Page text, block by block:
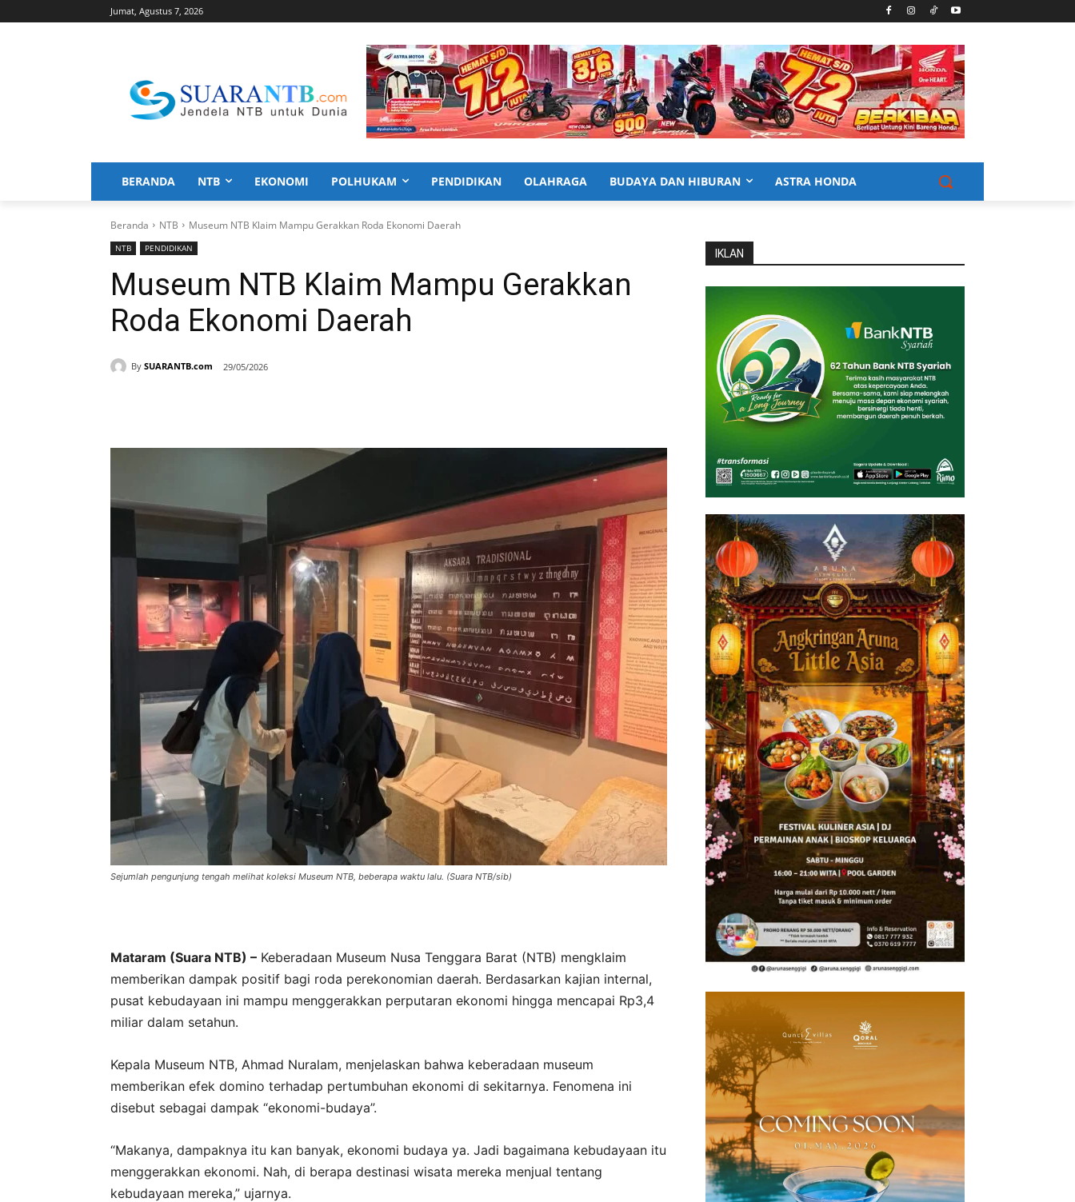
Jumat, Agustus 7, 2026
BERANDA NTB EKONOMI POLHUKAM PENDIDIKAN OLAHRAGA BUDAYA DAN HIBURAN ASTRA HONDA
Beranda NTB Museum NTB Klaim Mampu Gerakkan Roda Ekonomi Daerah
NTB PENDIDIKAN
Museum NTB Klaim Mampu Gerakkan
Roda Ekonomi Daerah
By SUARANTB.com 29/05/2026
Sejumlah pengunjung tengah melihat koleksi Museum NTB, beberapa waktu lalu. (Suara NTB/sib)
Mataram (Suara NTB) – Keberadaan Museum Nusa Tenggara Barat (NTB) mengklaim
memberikan dampak positif bagi roda perekonomian daerah. Berdasarkan kajian internal,
pusat kebudayaan ini mampu menggerakkan perputaran ekonomi hingga mencapai Rp3,4
miliar dalam setahun.
Kepala Museum NTB, Ahmad Nuralam, menjelaskan bahwa keberadaan museum
memberikan efek domino terhadap pertumbuhan ekonomi di sekitarnya. Fenomena ini
disebut sebagai dampak “ekonomi-budaya”.
“Makanya, dampaknya itu kan banyak, ekonomi budaya ya. Jadi bagaimana kebudayaan itu
menggerakkan ekonomi. Nah, di berapa destinasi wisata mereka menjual tentang
kebudayaan mereka,” ujarnya.
IKLAN